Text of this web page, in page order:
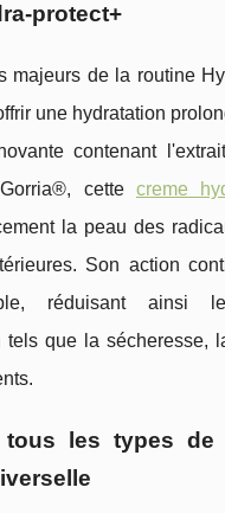
protect+
majeurs de la routine
une hydratation
contenant
cette creme
la peau des
Son action
réduisant ainsi
tels que la sécheresse,
tous les types